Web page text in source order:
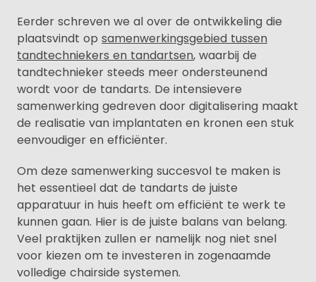
Eerder schreven we al over de ontwikkeling die
plaatsvindt op samenwerkingsgebied tussen
tandtechniekers en tandartsen, waarbij de
tandtechnieker steeds meer ondersteunend
wordt voor de tandarts. De intensievere
samenwerking gedreven door digitalisering maakt
de realisatie van implantaten en kronen een stuk
eenvoudiger en efficiënter.
Om deze samenwerking succesvol te maken is
het essentieel dat de tandarts de juiste
apparatuur in huis heeft om efficiënt te werk te
kunnen gaan. Hier is de juiste balans van belang.
Veel praktijken zullen er namelijk nog niet snel
voor kiezen om te investeren in zogenaamde
volledige chairside systemen.